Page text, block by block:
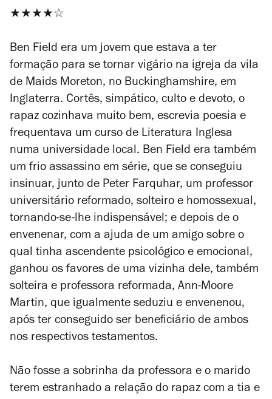
★★★★☆
Ben Field era um jovem que estava a ter
formação para se tornar vigário na igreja da vila
de Maids Moreton, no Buckinghamshire, em
Inglaterra. Cortês, simpático, culto e devoto, o
rapaz cozinhava muito bem, escrevia poesia e
frequentava um curso de Literatura Inglesa
numa universidade local. Ben Field era também
um frio assassino em série, que se conseguiu
insinuar, junto de Peter Farquhar, um professor
universitário reformado, solteiro e homossexual,
tornando-se-lhe indispensável; e depois de o
envenenar, com a ajuda de um amigo sobre o
qual tinha ascendente psicológico e emocional,
ganhou os favores de uma vizinha dele, também
solteira e professora reformada, Ann-Moore
Martin, que igualmente seduziu e envenenou,
após ter conseguido ser beneficiário de ambos
nos respectivos testamentos.
Não fosse a sobrinha da professora e o marido
terem estranhado a relação do rapaz com a tia e